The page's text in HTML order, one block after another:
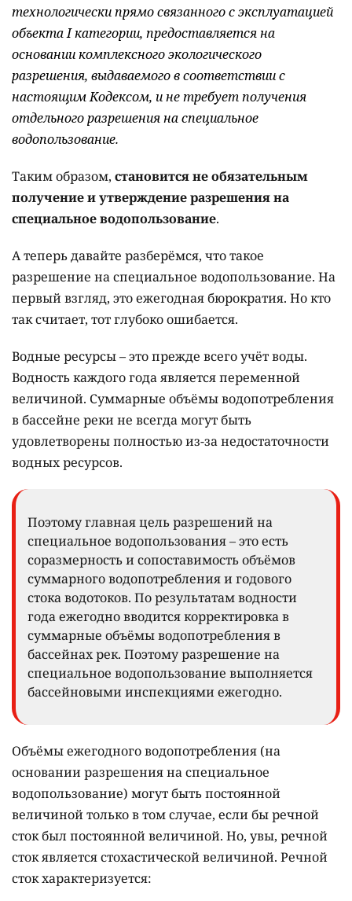
технологически прямо связанного с эксплуатацией
объекта I категории, предоставляется на
основании комплексного экологического
разрешения, выдаваемого в соответствии с
настоящим Кодексом, и не требует получения
отдельного разрешения на специальное
водопользование.
Таким образом, становится не обязательным
получение и утверждение разрешения на
специальное водопользование.
А теперь давайте разберёмся, что такое
разрешение на специальное водопользование. На
первый взгляд, это ежегодная бюрократия. Но кто
так считает, тот глубоко ошибается.
Водные ресурсы – это прежде всего учёт воды.
Водность каждого года является переменной
величиной. Суммарные объёмы водопотребления
в бассейне реки не всегда могут быть
удовлетворены полностью из-за недостаточности
водных ресурсов.
Поэтому главная цель разрешений на
специальное водопользования – это есть
соразмерность и сопоставимость объёмов
суммарного водопотребления и годового
стока водотоков. По результатам водности
года ежегодно вводится корректировка в
суммарные объёмы водопотребления в
бассейнах рек. Поэтому разрешение на
специальное водопользование выполняется
бассейновыми инспекциями ежегодно.
Объёмы ежегодного водопотребления (на
основании разрешения на специальное
водопользование) могут быть постоянной
величиной только в том случае, если бы речной
сток был постоянной величиной. Но, увы, речной
сток является стохастической величиной. Речной
сток характеризуется: